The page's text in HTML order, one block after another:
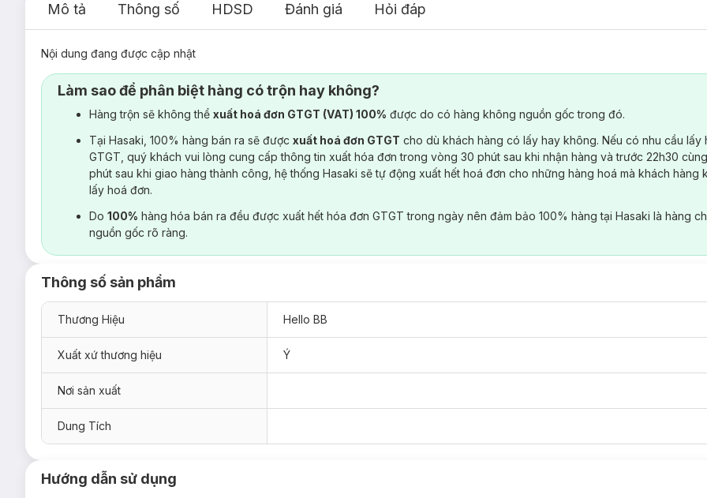
Mô tả Thông số HDSD Đánh giá Hỏi đáp
Nội dung đang được cập nhật
Làm sao để phân biệt hàng có trộn hay không?
Hàng trộn sẽ không thể xuất hoá đơn GTGT (VAT) 100% được do có hàng không nguồn gốc trong đó.
Tại Hasaki, 100% hàng bán ra sẽ được xuất hoá đơn GTGT cho dù khách hàng có lấy hay không. Nếu có nhu cầu lấy
GTGT, quý khách vui lòng cung cấp thông tin xuất hóa đơn trong vòng 30 phút sau khi nhận hàng và trước 22h30
phút sau khi giao hàng thành công, hệ thống Hasaki sẽ tự động xuất hết hoá đơn cho những hàng hoá mà khách hàng
lấy hoá đơn.
Do 100% hàng hóa bán ra đều được xuất hết hóa đơn GTGT trong ngày nên đảm bảo 100% hàng tại Hasaki là hàng
nguồn gốc rõ ràng.
Thông số sản phẩm
Thương Hiệu Hello BB
Xuất xứ thương hiệu Ý
Nơi sản xuất
Dung Tích
Hướng dẫn sử dụng